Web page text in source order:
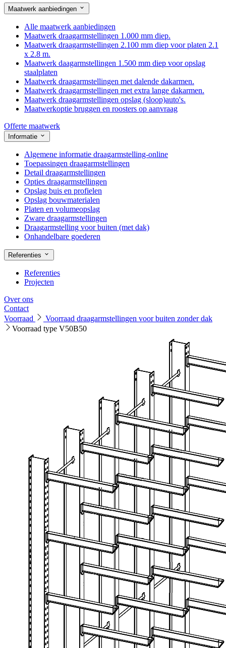
Maatwerk aanbiedingen
Alle maatwerk aanbiedingen
Maatwerk draagarmstellingen 1.000 mm diep.
Maatwerk draagarmstellingen 2.100 mm diep voor platen 2.1
x 2.8 m.
Maatwerk daagarmstellingen 1.500 mm diep voor opslag
staalplaten
Maatwerk draagarmstellingen met dalende dakarmen.
Maatwerk draagarmstellingen met extra lange dakarmen.
Maatwerk draagarmstellingen opslag (sloop)auto's.
Maatwerkoptie bruggen en roosters op aanvraag
Offerte maatwerk
Informatie
Algemene informatie draagarmstelling-online
Toepassingen draagarmstellingen
Detail draagarmstellingen
Opties draagarmstellingen
Opslag buis en profielen
Opslag bouwmaterialen
Platen en volumeopslag
Zware draagarmstellingen
Draagarmstelling voor buiten (met dak)
Onhandelbare goederen
Referenties
Referenties
Projecten
Over ons
Contact
Voorraad
Voorraad draagarmstellingen voor buiten zonder dak
Voorraad type V50B50